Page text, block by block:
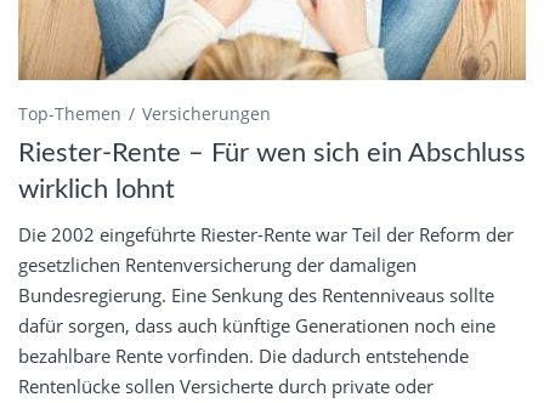
Top-Themen Versicherungen
Riester-Rente – Für wen sich ein Abschluss
wirklich lohnt
Die 2002 eingeführte Riester-Rente war Teil der Reform der
gesetzlichen Rentenversicherung der damaligen
Bundesregierung. Eine Senkung des Rentenniveaus sollte
dafür sorgen, dass auch künftige Generationen noch eine
bezahlbare Rente vorfinden. Die dadurch entstehende
Rentenlücke sollen Versicherte durch private oder